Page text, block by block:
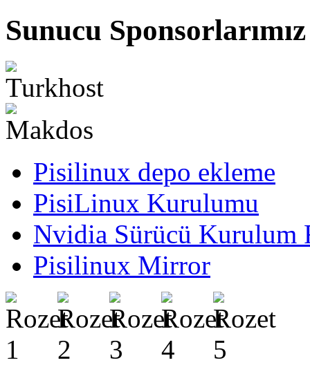
Sunucu Sponsorlarımız
Pisilinux depo ekleme
PisiLinux Kurulumu
Nvidia Sürücü Kurulum
Pisilinux Mirror